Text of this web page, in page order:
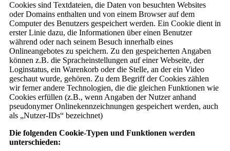
Cookies sind Textdateien, die Daten von besuchten Websites
oder Domains enthalten und von einem Browser auf dem
Computer des Benutzers gespeichert werden. Ein Cookie dient in
erster Linie dazu, die Informationen über einen Benutzer
während oder nach seinem Besuch innerhalb eines
Onlineangebotes zu speichern. Zu den gespeicherten Angaben
können z.B. die Spracheinstellungen auf einer Webseite, der
Loginstatus, ein Warenkorb oder die Stelle, an der ein Video
geschaut wurde, gehören. Zu dem Begriff der Cookies zählen
wir ferner andere Technologien, die die gleichen Funktionen wie
Cookies erfüllen (z.B., wenn Angaben der Nutzer anhand
pseudonymer Onlinekennzeichnungen gespeichert werden, auch
als „Nutzer-IDs“ bezeichnet)
Die folgenden Cookie-Typen und Funktionen werden
unterschieden: